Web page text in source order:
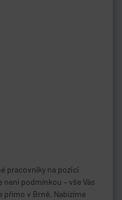
pracovníky na pozici
není podmínkou – vše Vás
přímo v Brně. Nabízíme